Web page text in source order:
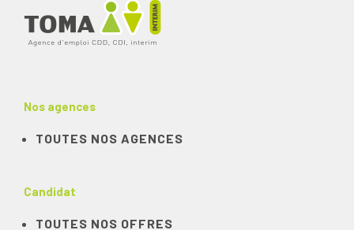
Nos agences
TOUTES NOS AGENCES
Candidat
TOUTES NOS OFFRES